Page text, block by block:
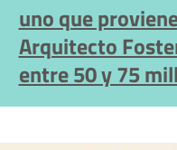
uno que
Arquitecto
entre 50 y 75